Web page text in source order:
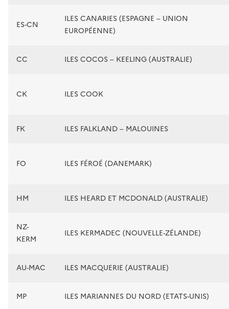
ES-CN
ILES CANARIES (ESPAGNE – UNION
EUROPÉENNE)
CC ILES COCOS – KEELING (AUSTRALIE)
CK ILES COOK
FK ILES FALKLAND – MALOUINES
FO ILES FÉROÉ (DANEMARK)
HM ILES HEARD ET MCDONALD (AUSTRALIE)
NZ-
KERM
ILES KERMADEC (NOUVELLE-ZÉLANDE)
AU-MAC ILES MACQUERIE (AUSTRALIE)
MP ILES MARIANNES DU NORD (ETATS-UNIS)